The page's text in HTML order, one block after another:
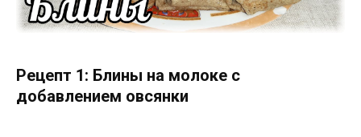
Рецепт 1: Блины на молоке с
добавлением овсянки